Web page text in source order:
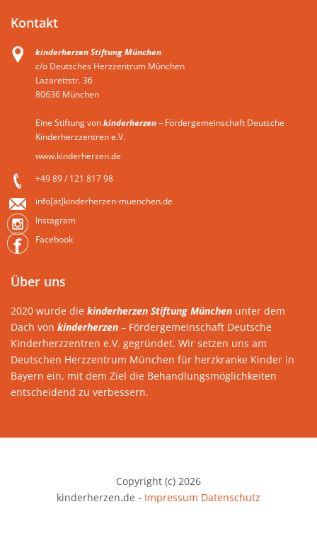
Kontakt
kinderherzen Stiftung München
c/o Deutsches Herzzentrum München
Lazarettstr. 36
80636 München
Eine Stiftung vonkinderherzen– Fördergemeinschaft Deutsche
Kinderherzzentren e.V.
www.kinderherzen.de
+49 89 / 121 817 98
info[ät]kinderherzen-muenchen.de
Instagram
Facebook
Über uns
2020 wurde die kinderherzen Stiftung München unter dem
Dach von kinderherzen – Fördergemeinschaft Deutsche
Kinderherzzentren e.V. gegründet. Wir setzen uns am
Deutschen Herzzentrum München für herzkranke Kinder in
Bayern ein, mit dem Ziel die Behandlungsmöglichkeiten
entscheidend zu verbessern.
Copyright (c) 2026
kinderherzen.de - Impressum Datenschutz